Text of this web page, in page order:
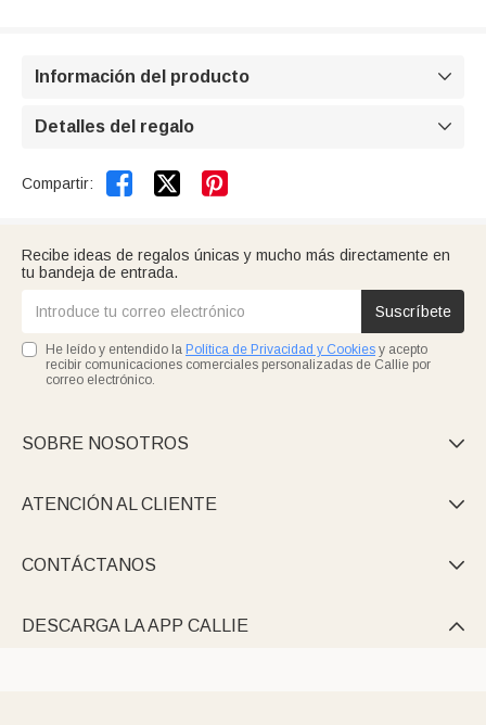
Información del producto 
Detalles del regalo 
Compartir:  
Recibe ideas de regalos únicas y mucho más directamente en
tu bandeja de entrada.
Suscríbete
He leído y entendido la Política de Privacidad y Cookies y acepto
recibir comunicaciones comerciales personalizadas de Callie por
correo electrónico.
SOBRE NOSOTROS 
ATENCIÓN AL CLIENTE 
CONTÁCTANOS 
DESCARGA LA APP CALLIE 